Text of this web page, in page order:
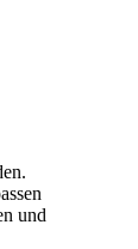
und